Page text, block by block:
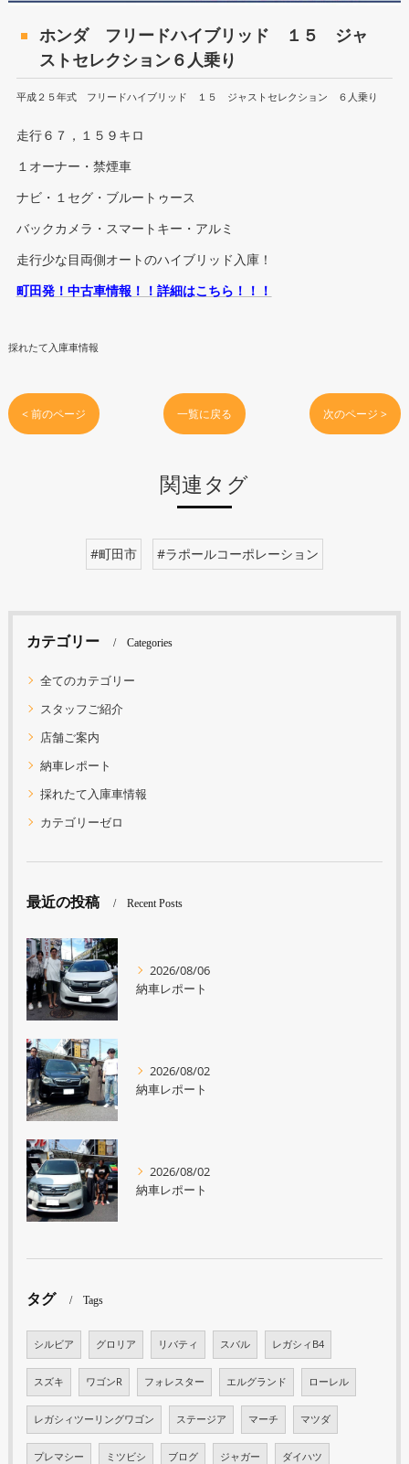
ホンダ フリードハイブリッド １５ ジャ
ストセレクション６人乗り
平成２５年式 フリードハイブリッド １５ ジャストセレクション ６人乗り
走行６７，１５９キロ
１オーナー・禁煙車
ナビ・１セグ・ブルートゥース
バックカメラ・スマートキー・アルミ
走行少な目両側オートのハイブリッド入庫！
町田発！中古車情報！！詳細はこちら！！！
採れたて入庫車情報
< 前のページ 一覧に戻る 次のページ >
関連タグ
#町田市 #ラポールコーポレーション
カテゴリー Categories
全てのカテゴリー
スタッフご紹介
店舗ご案内
納車レポート
採れたて入庫車情報
カテゴリーゼロ
最近の投稿 Recent Posts
2026/08/06
納車レポート
2026/08/02
納車レポート
2026/08/02
納車レポート
タグ Tags
シルビア グロリア リバティ スバル レガシィB4
スズキ ワゴンR フォレスター エルグランド ローレル
レガシィツーリングワゴン ステージア マーチ マツダ
プレマシー ミツビシ ブログ ジャガー ダイハツ